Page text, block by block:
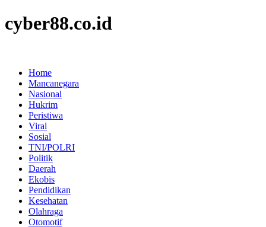
cyber88.co.id
Home
Mancanegara
Nasional
Hukrim
Peristiwa
Viral
Sosial
TNI/POLRI
Politik
Daerah
Ekobis
Pendidikan
Kesehatan
Olahraga
Otomotif